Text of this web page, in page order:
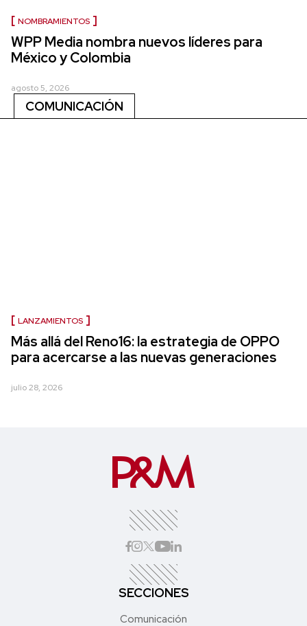
NOMBRAMIENTOS
WPP Media nombra nuevos líderes para
México y Colombia
agosto 5, 2026
COMUNICACIÓN
LANZAMIENTOS
Más allá del Reno16: la estrategia de OPPO
para acercarse a las nuevas generaciones
julio 28, 2026
SECCIONES
Comunicación